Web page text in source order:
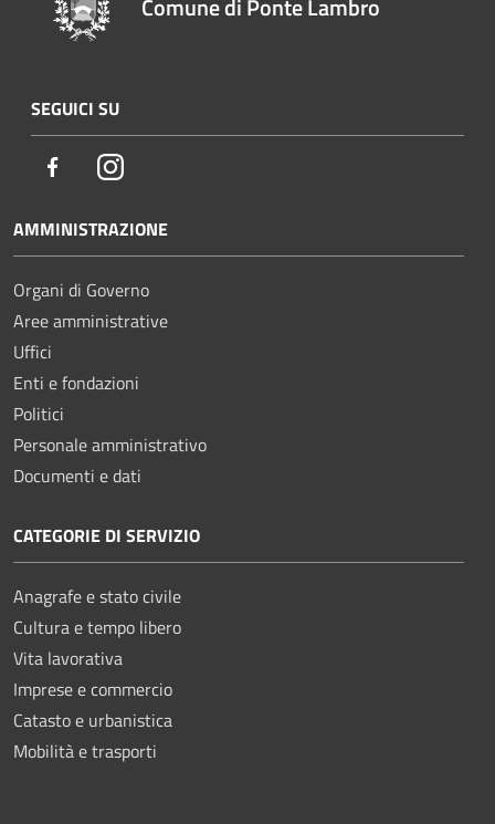
Comune di Ponte Lambro
SEGUICI SU
FacebookInstagram
AMMINISTRAZIONE
Organi di Governo
Aree amministrative
Uffici
Enti e fondazioni
Politici
Personale amministrativo
Documenti e dati
CATEGORIE DI SERVIZIO
Anagrafe e stato civile
Cultura e tempo libero
Vita lavorativa
Imprese e commercio
Catasto e urbanistica
Mobilità e trasporti